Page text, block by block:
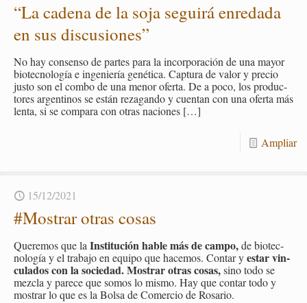
“La ca­de­na de la soja se­gui­rá en­re­da­da
en sus dis­cu­sio­nes”
No hay con­sen­so de par­tes para la in­cor­po­ra­ción de una mayor
bio­tec­no­lo­gía e in­ge­nie­ría ge­né­ti­ca. Cap­tu­ra de valor y pre­cio
justo son el combo de una menor ofer­ta. De a poco, los pro­duc­
to­res ar­gen­ti­nos se están re­za­gan­do y cuen­tan con una ofer­ta más
lenta, si se com­pa­ra con otras na­cio­nes […]
Am­pliar
15/12/2021
#Mos­trar otras cosas
Que­re­mos que laIns­ti­tu­ción hable más de campo,de bio­tec­
no­lo­gía y el tra­ba­jo en equi­po que ha­ce­mos. Con­tar yestar vin­
cu­la­dos con la so­cie­dad.Mos­trar otras cosas,sino todo se
mez­cla y pa­re­ce que somos lo mismo. Hay que con­tar todo y
mos­trar lo que es la Bolsa de Co­mer­cio de Ro­sa­rio.